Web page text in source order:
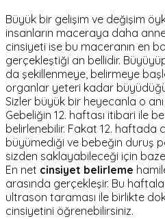
Büyük bir gelişim ve değişim
insanların maceraya daha
cinsiyeti ise bu maceranın en
gerçekleştiği an bellidir.
da şekillenmeye, belirmeye
organlar yeteri kadar
Sizler büyük bir heyecanla o
Gebeliğin 12. haftası itibari ile
belirlenebilir. Fakat 12. haftada
büyümediği ve bebeğin duruş
sizden saklayabileceği için
En net cinsiyet belirleme
arasında gerçekleşir. Bu
ultrason taraması ile birlikte
cinsiyetini öğrenebilirsiniz.